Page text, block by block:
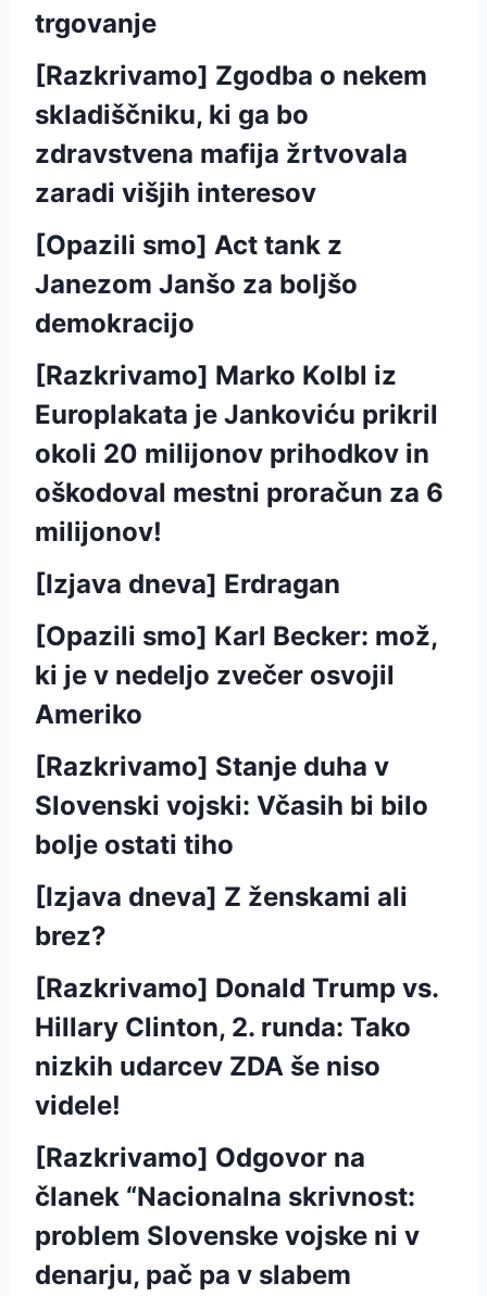
trgovanje
[Razkrivamo] Zgodba o nekem
skladiščniku, ki ga bo
zdravstvena mafija žrtvovala
zaradi višjih interesov
[Opazili smo] Act tank z
Janezom Janšo za boljšo
demokracijo
[Razkrivamo] Marko Kolbl iz
Europlakata je Jankoviću prikril
okoli 20 milijonov prihodkov in
oškodoval mestni proračun za 6
milijonov!
[Izjava dneva] Erdragan
[Opazili smo] Karl Becker: mož,
ki je v nedeljo zvečer osvojil
Ameriko
[Razkrivamo] Stanje duha v
Slovenski vojski: Včasih bi bilo
bolje ostati tiho
[Izjava dneva] Z ženskami ali
brez?
[Razkrivamo] Donald Trump vs.
Hillary Clinton, 2. runda: Tako
nizkih udarcev ZDA še niso
videle!
[Razkrivamo] Odgovor na
članek “Nacionalna skrivnost:
problem Slovenske vojske ni v
denarju, pač pa v slabem